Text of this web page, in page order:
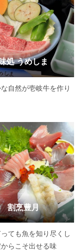
処 うめしま
自然が壱岐牛を作り
割烹豊月
ても魚を知り尽くし
らこそ出せる味